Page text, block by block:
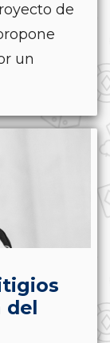
de
un
del